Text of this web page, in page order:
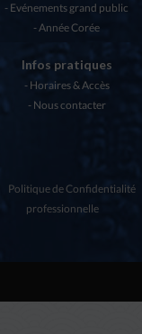
Evénements grand public
Année Corée
Infos pratiques
Horaires & Accès
Nous contacter
Politique de Confidentialité
professionnelle